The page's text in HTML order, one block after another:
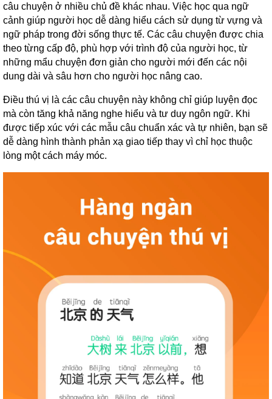
câu chuyện ở nhiều chủ đề khác nhau. Việc học qua ngữ
cảnh giúp người học dễ dàng hiểu cách sử dụng từ vựng và
ngữ pháp trong đời sống thực tế. Các câu chuyện được chia
theo từng cấp độ, phù hợp với trình độ của người học, từ
những mẩu chuyện đơn giản cho người mới đến các nội
dung dài và sâu hơn cho người học nâng cao.
Điều thú vị là các câu chuyện này không chỉ giúp luyện đọc
mà còn tăng khả năng nghe hiểu và tư duy ngôn ngữ. Khi
được tiếp xúc với các mẫu câu chuẩn xác và tự nhiên, bạn sẽ
dễ dàng hình thành phản xạ giao tiếp thay vì chỉ học thuộc
lòng một cách máy móc.